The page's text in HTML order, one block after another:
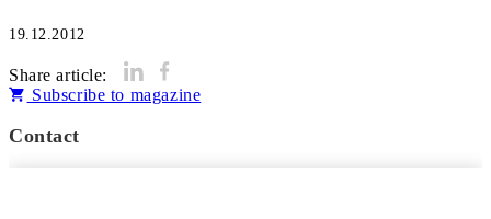
19.12.2012
Share article:
Subscribe to magazine
Contact